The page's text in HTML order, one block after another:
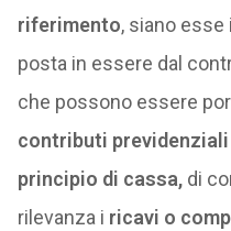
riferimento, siano esse
posta in essere dal
che possono essere
contributi previdenziali
principio di cassa, di
rilevanza i ricavi o